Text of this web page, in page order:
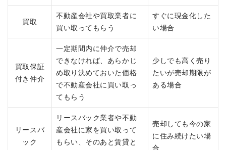
買取
不動産会社や買取業者に
買い取ってもらう
すぐに現金化した
い場合
買取保証
付き仲介
一定期間内に仲介で売却
できなければ、あらかじ
め取り決めておいた価格
で不動産会社に買い取っ
てもらう
少しでも高く売り
たいが売却期限が
ある場合
リースバ
ック
リースバック業者や不動
産会社に家を買い取って
もらい、そのあと賃貸と
売却しても今の家
に住み続けたい場
合